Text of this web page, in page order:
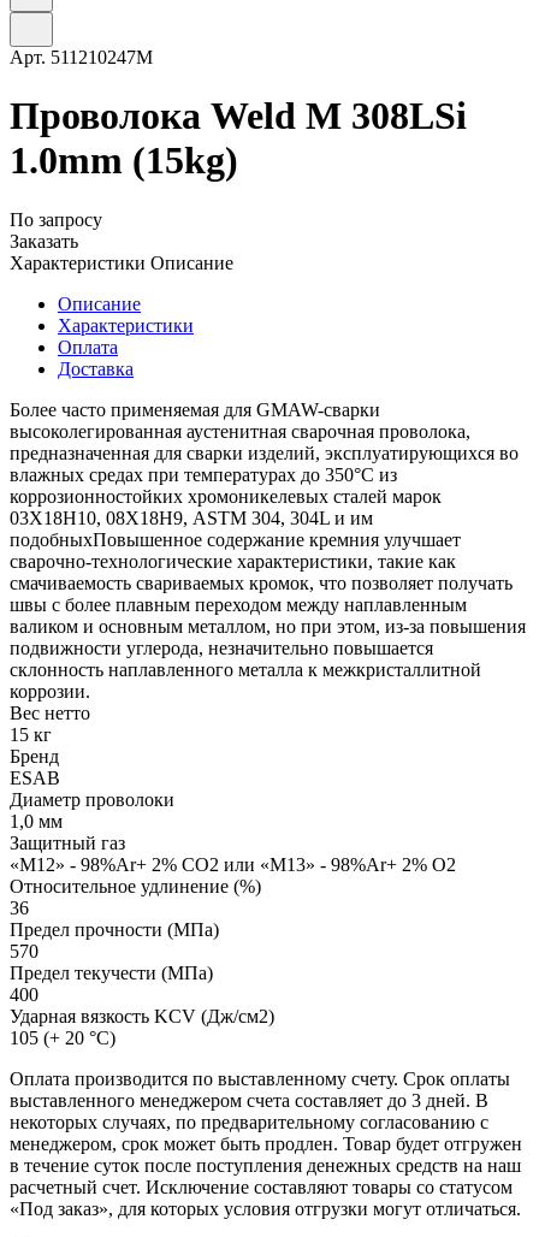
Арт. 511210247M
Проволока Weld M 308LSi
1.0mm (15kg)
По запросу
Заказать
Характеристики Описание
Описание
Характеристики
Оплата
Доставка
Более часто применяемая для GMAW-сварки
высоколегированная аустенитная сварочная проволока,
предназначенная для сварки изделий, эксплуатирующихся во
влажных средах при температурах до 350°С из
коррозионностойких хромоникелевых сталей марок
03Х18Н10, 08Х18Н9, ASTM 304, 304L и им
подобныхПовышенное содержание кремния улучшает
сварочно-технологические характеристики, такие как
смачиваемость свариваемых кромок, что позволяет получать
швы с более плавным переходом между наплавленным
валиком и основным металлом, но при этом, из-за повышения
подвижности углерода, незначительно повышается
склонность наплавленного металла к межкристаллитной
коррозии.
Вес нетто
15 кг
Бренд
ESAB
Диаметр проволоки
1,0 мм
Защитный газ
«M12» - 98%Ar+ 2% CO2 или «M13» - 98%Ar+ 2% O2
Относительное удлинение (%)
36
Предел прочности (МПа)
570
Предел текучести (МПа)
400
Ударная вязкость KCV (Дж/см2)
105 (+ 20 °С)
Оплата производится по выставленному счету. Срок оплаты
выставленного менеджером счета составляет до 3 дней. В
некоторых случаях, по предварительному согласованию с
менеджером, срок может быть продлен. Товар будет отгружен
в течение суток после поступления денежных средств на наш
расчетный счет. Исключение составляют товары со статусом
«Под заказ», для которых условия отгрузки могут отличаться.